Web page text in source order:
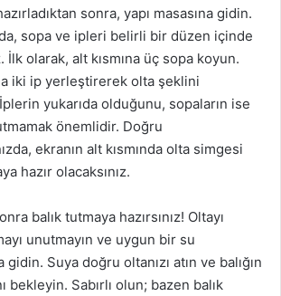
sonra, yapı masasına gidin.
sopa ve ipleri belirli bir düzen içinde
olarak, alt kısmına üç sopa koyun.
iki ip yerleştirerek olta şeklini
yukarıda olduğunu, sopaların ise
önemlidir. Doğru
ekranın alt kısmında olta simgesi
hazır olacaksınız.
balık tutmaya hazırsınız! Oltayı
unutmayın ve uygun bir su
gidin. Suya doğru oltanızı atın ve balığın
bekleyin. Sabırlı olun; bazen balık